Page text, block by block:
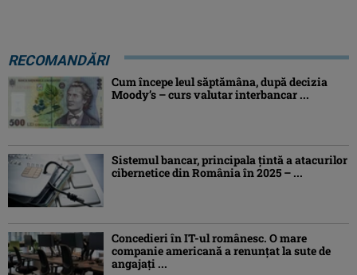
RECOMANDĂRI
Cum începe leul săptămâna, după decizia
Moody’s – curs valutar interbancar ...
Sistemul bancar, principala țintă a atacurilor
cibernetice din România în 2025 – ...
Concedieri în IT-ul românesc. O mare
companie americană a renunțat la sute de
angajați ...